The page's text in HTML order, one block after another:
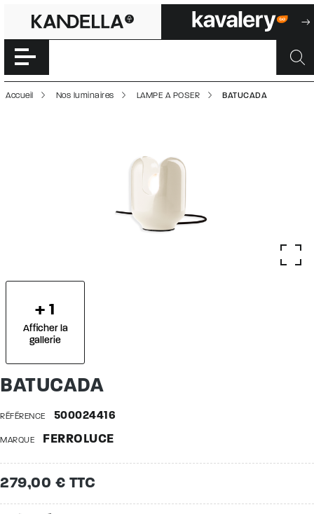
BATUCADA |
Accéder directement au contenu de la page
Accueil Nos luminaires LAMPE A POSER BATUCADA
+ 1
Afficher la
gallerie
BATUCADA
RÉFÉRENCE 500024416
MARQUE FERROLUCE
279,00 € TTC